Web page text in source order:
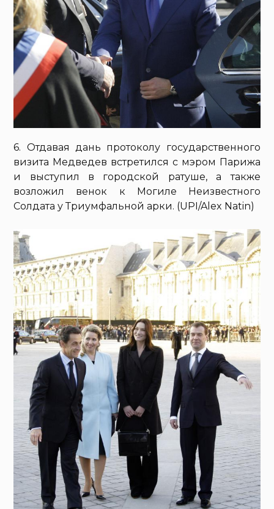
6. Отдавая дань протоколу государственного
визита Медведев встретился с мэром Парижа
и выступил в городской ратуше, а также
возложил венок к Могиле Неизвестного
Солдата у Триумфальной арки. (UPI/Alex Natin)